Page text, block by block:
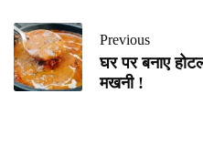
Previous
घर पर बनाए
मखनी !